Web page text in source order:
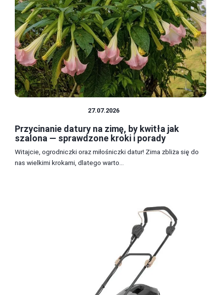
27.07.2026
Przycinanie datury na zimę, by kwitła jak
szalona — sprawdzone kroki i porady
Witajcie, ogrodniczki oraz miłośniczki datur! Zima zbliża się do
nas wielkimi krokami, dlatego warto...